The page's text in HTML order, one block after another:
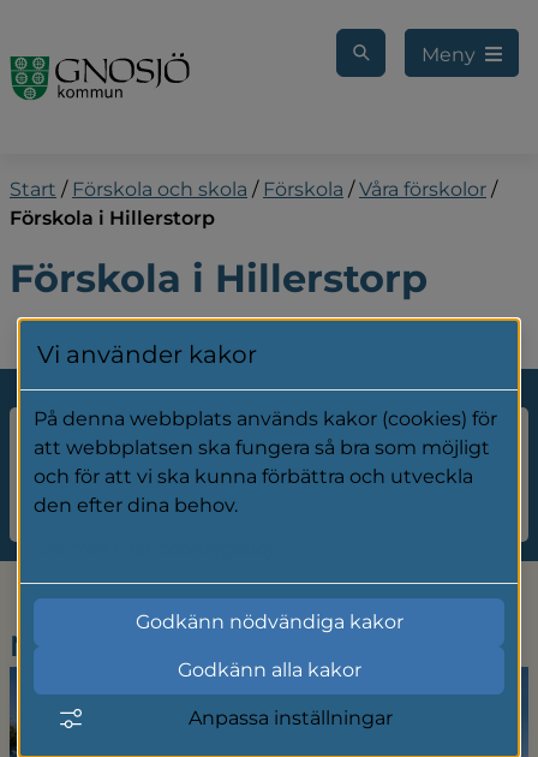
Meny
Start / Förskola och skola / Förskola / Våra förskolor /
Förskola i Hillerstorp
Förskola i Hillerstorp
Storå förskola
Nyheter
Vi använder kakor
På denna webbplats används kakor (cookies) för
att webbplatsen ska fungera så bra som möjligt
och för att vi ska kunna förbättra och utveckla
den efter dina behov.
Godkänn nödvändiga kakor
Godkänn alla kakor
Anpassa inställningar